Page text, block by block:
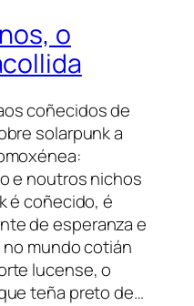
o
coñecidos de
solarpunk a
e noutros nichos
é coñecido, é
de esperanza e
mundo cotián
lucense, o
teña preto de…